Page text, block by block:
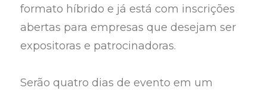
formato híbrido e já está com inscrições
abertas para empresas que desejam ser
expositoras e patrocinadoras.
Serão quatro dias de evento em um